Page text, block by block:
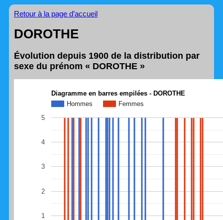
Retour à la page d’accueil
DOROTHE
Évolution depuis 1900 de la distribution par
sexe du prénom « DOROTHE »
Diagramme en barres empilées - DOROTHE
Hommes
Femmes
1
2
3
4
5